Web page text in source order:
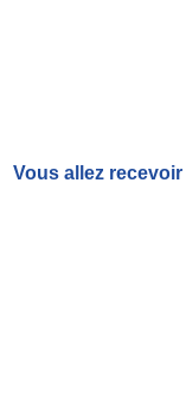
Vous allez recevoir